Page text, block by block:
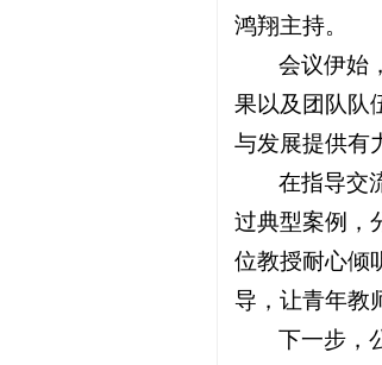
鸿翔主持。
会议伊始
果以及团队队
与发展提供有
在指导交
过典型案例，
位教授耐心倾
导，让青年教
下一步，